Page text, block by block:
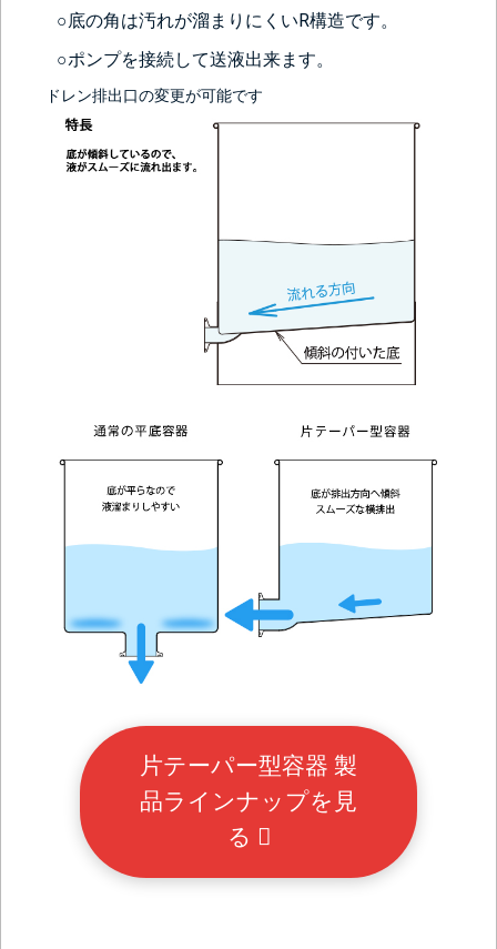
○底の角は汚れが溜まりにくいR構造です。
○ポンプを接続して送液出来ます。
ドレン排出口の変更が可能です
片テーパー型容器 製
品ラインナップを見
る